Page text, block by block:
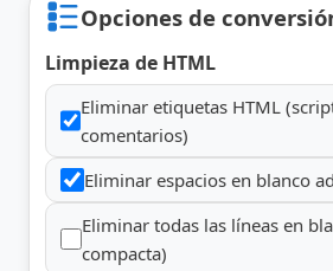
Opciones de
Limpieza de HTML
Eliminar etiquetas HTML
comentarios)
Eliminar espacios en blanco
Eliminar todas las líneas en
compacta)